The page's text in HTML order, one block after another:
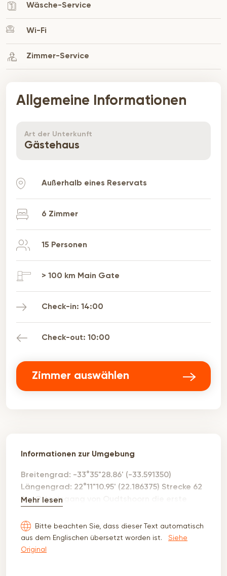
Wäsche-Service
Wi-Fi
Zimmer-Service
Allgemeine Informationen
Art der Unterkunft
Gästehaus
Außerhalb eines Reservats
6 Zimmer
15 Personen
> 100 km Main Gate
Check-in: 14:00
Check-out: 10:00
Zimmer auswählen
Informationen zur Umgebung
Breitengrad: -33°35"28.86' (-33.591350)
Längengrad: 22°11"10.95' (22.186375) Strecke 62
Am Ortseingang von Oudtshoorn die erste
den Pauline Smith Drive abbiegen. 3. Straße
links ist die Naude Str. 3. Haus rechts
Mehr lesen
Bitte beachten Sie, dass dieser Text automatisch
aus dem Englischen übersetzt worden ist.
Siehe
Original